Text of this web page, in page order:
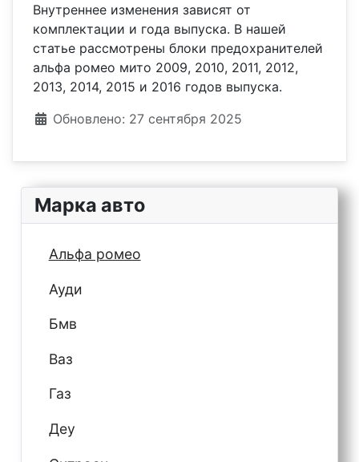
Внутреннее изменения зависят от
комплектации и года выпуска. В нашей
статье рассмотрены блоки предохранителей
альфа ромео мито 2009, 2010, 2011, 2012,
2013, 2014, 2015 и 2016 годов выпуска.
Информация о материале
Обновлено: 27 сентября 2025
Марка авто
Альфа ромео
Ауди
Бмв
Ваз
Газ
Деу